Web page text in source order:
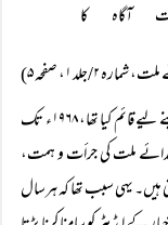
کا
۲/جلد ۱، صفحہ ۵)
ندائے ملت نے صحافت کے جس معیار کو پہلے دن اپنے لیے قائم کیا تھا، ۱۹۶۸ء تک
ندائے ملت کی جرأت و ہمت،
ہیں۔ یہی سبب تھا کہ ہرسال